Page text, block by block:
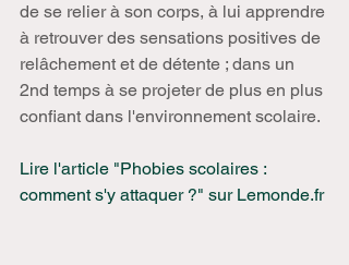
de se relier à son corps, à lui apprendre
à retrouver des sensations positives de
relâchement et de détente ; dans un
2nd temps à se projeter de plus en plus
confiant dans l'environnement scolaire.
Lire l'article "Phobies scolaires :
comment s'y attaquer ?" sur Lemonde.fr